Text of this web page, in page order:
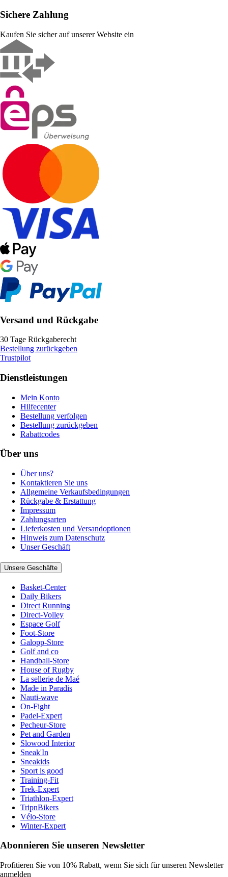
Sichere Zahlung
Kaufen Sie sicher auf unserer Website ein
Versand und Rückgabe
30 Tage Rückgaberecht
Bestellung zurückgeben
Trustpilot
Dienstleistungen
Mein Konto
Hilfecenter
Bestellung verfolgen
Bestellung zurückgeben
Rabattcodes
Über uns
Über uns?
Kontaktieren Sie uns
Allgemeine Verkaufsbedingungen
Rückgabe & Erstattung
Impressum
Zahlungsarten
Lieferkosten und Versandoptionen
Hinweis zum Datenschutz
Unser Geschäft
Unsere Geschäfte
Basket-Center
Daily Bikers
Direct Running
Direct-Volley
Espace Golf
Foot-Store
Galopp-Store
Golf and co
Handball-Store
House of Rugby
La sellerie de Maé
Made in Paradis
Nauti-wave
On-Fight
Padel-Expert
Pecheur-Store
Pet and Garden
Slowood Interior
Sneak'In
Sneakids
Sport is good
Training-Fit
Trek-Expert
Triathlon-Expert
TripnBikers
Vélo-Store
Winter-Expert
Abonnieren Sie unseren Newsletter
Profitieren Sie von 10% Rabatt, wenn Sie sich für unseren Newsletter
anmelden